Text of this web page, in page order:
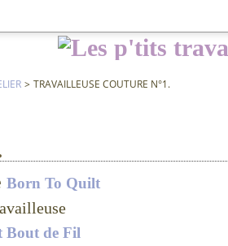
> TRAVAILLEUSE COUTURE N°1.
Born To Quilt
Bout de Fil